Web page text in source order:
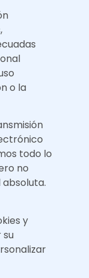
o la
todo lo
no
y
su